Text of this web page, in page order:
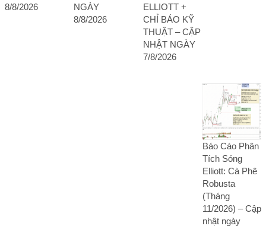
8/8/2026
NGÀY
8/8/2026
ELLIOTT +
CHỈ BÁO KỸ
THUẬT – CẬP
NHẬT NGÀY
7/8/2026
Báo Cáo Phân
Tích Sóng
Elliott: Cà Phê
Robusta
(Tháng
11/2026) – Cập
nhật ngày